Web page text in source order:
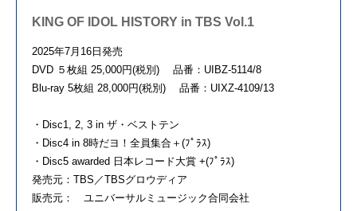
KING OF IDOL HISTORY in TBS Vol.1
2025年7月16日発売
DVD ５枚組 25,000円(税別) 品番：UIBZ-5114/8
Blu-ray 5枚組 28,000円(税別) 品番：UIXZ-4109/13
・Disc1, 2, 3 in ザ・ベストテン
・Disc4 in 8時だヨ！全員集合＋(ﾌﾟﾗｽ)
・Disc5 awarded 日本レコード大賞 +(ﾌﾟﾗｽ)
発売元：TBS／TBSグロウディア
販売元： ユニバーサルミュージック合同会社